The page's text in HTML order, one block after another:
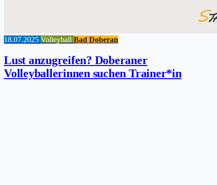
18.07.2025 Volleyball Bad Doberan
Lust anzugreifen? Doberaner
Volleyballerinnen suchen Trainer*in